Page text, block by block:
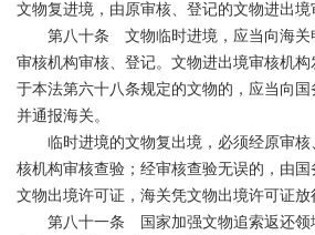
文物复进境，由原审核、登记的文物进出境
第八十条 文物临时进境，应当向海关
审核机构审核、登记。文物进出境审核机
于本法第六十八条规定的文物的，应当向
并通报海关。
临时进境的文物复出境，必须经原审核
核机构审核查验；经审核查验无误的，由
文物出境许可证，海关凭文物出境许可证放
第八十一条 国家加强文物追索返还领